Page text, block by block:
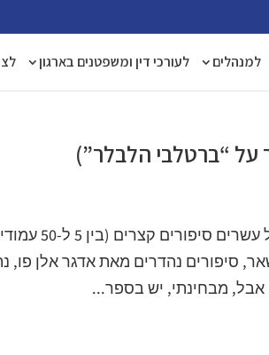
למנהלים לעורכי דין ומשפטנים בארגון
על “ברטלבי הלבלר”)
"הסיפור האמריקאי
השאר, סיפורים נהדרים מאת אדגר אלן
אבל, מבחינתי, יש בספר...